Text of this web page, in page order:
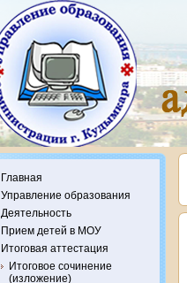
Главная
Управление образования
Деятельность
Прием детей в МОУ
Итоговая аттестация
Итоговое сочинение
(изложение)